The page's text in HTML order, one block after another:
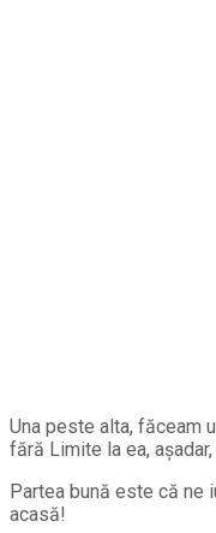
Una peste alta, făceam
fără Limite la ea,
Partea bună este că
acasă!